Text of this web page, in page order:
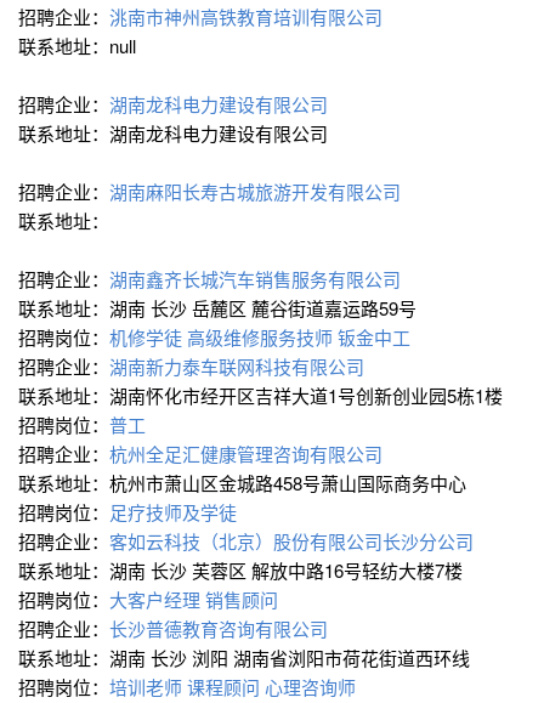
招聘企业： 洮南市神州高铁教育培训有限公司
联系地址：null
招聘企业： 湖南龙科电力建设有限公司
联系地址：湖南龙科电力建设有限公司
招聘企业： 湖南麻阳长寿古城旅游开发有限公司
联系地址：
招聘企业： 湖南鑫齐长城汽车销售服务有限公司
联系地址：湖南 长沙 岳麓区 麓谷街道嘉运路59号
招聘岗位： 机修学徒 高级维修服务技师钣金中工
招聘企业： 湖南新力泰车联网科技有限公司
联系地址：湖南怀化市经开区吉祥大道1号创新创业园5栋1楼
招聘岗位： 普工
招聘企业： 杭州全足汇健康管理咨询有限公司
联系地址：杭州市萧山区金城路458号萧山国际商务中心
招聘岗位： 足疗技师及学徒
招聘企业： 客如云科技（北京）股份有限公司长沙分公司
联系地址：湖南 长沙 芙蓉区 解放中路16号轻纺大楼7楼
招聘岗位： 大客户经理 销售顾问
招聘企业： 长沙普德教育咨询有限公司
联系地址：湖南 长沙 浏阳 湖南省浏阳市荷花街道西环线
招聘岗位： 培训老师课程顾问 心理咨询师